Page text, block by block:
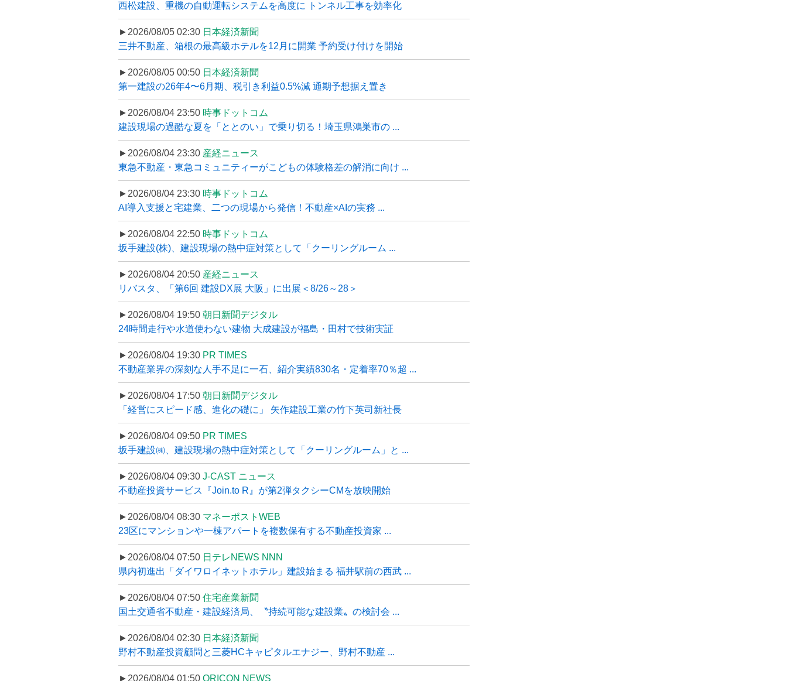
西松建設、重機の自動運転システムを高度に トンネル工事を効率化
►2026/08/05 02:30 日本経済新聞
三井不動産、箱根の最高級ホテルを12月に開業 予約受け付けを開始
►2026/08/05 00:50 日本経済新聞
第一建設の26年4〜6月期、税引き利益0.5%減 通期予想据え置き
►2026/08/04 23:50 時事ドットコム
建設現場の過酷な夏を「ととのい」で乗り切る！埼玉県鴻巣市の ...
►2026/08/04 23:30 産経ニュース
東急不動産・東急コミュニティーがこどもの体験格差の解消に向け ...
►2026/08/04 23:30 時事ドットコム
AI導入支援と宅建業、二つの現場から発信！不動産×AIの実務 ...
►2026/08/04 22:50 時事ドットコム
坂手建設(株)、建設現場の熱中症対策として「クーリングルーム ...
►2026/08/04 20:50 産経ニュース
リバスタ、「第6回 建設DX展 大阪」に出展＜8/26～28＞
►2026/08/04 19:50 朝日新聞デジタル
24時間走行や水道使わない建物 大成建設が福島・田村で技術実証
►2026/08/04 19:30 PR TIMES
不動産業界の深刻な人手不足に一石、紹介実績830名・定着率70％超 ...
►2026/08/04 17:50 朝日新聞デジタル
「経営にスピード感、進化の礎に」 矢作建設工業の竹下英司新社長
►2026/08/04 09:50 PR TIMES
坂手建設㈱、建設現場の熱中症対策として「クーリングルーム」と ...
►2026/08/04 09:30 J-CAST ニュース
不動産投資サービス『Join.to R』が第2弾タクシーCMを放映開始
►2026/08/04 08:30 マネーポストWEB
23区にマンションや一棟アパートを複数保有する不動産投資家 ...
►2026/08/04 07:50 日テレNEWS NNN
県内初進出「ダイワロイネットホテル」建設始まる 福井駅前の西武 ...
►2026/08/04 07:50 住宅産業新聞
国土交通省不動産・建設経済局、〝持続可能な建設業〟の検討会 ...
►2026/08/04 02:30 日本経済新聞
野村不動産投資顧問と三菱HCキャピタルエナジー、野村不動産 ...
►2026/08/04 01:50 ORICON NEWS